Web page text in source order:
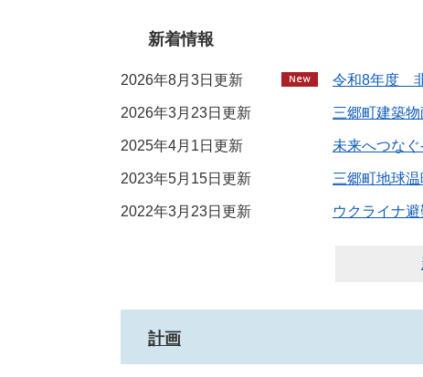
新着情報
2026年8月3日更新 令和8年度
2026年3月23日更新 三郷町建築
2025年4月1日更新 未来へつな
2023年5月15日更新 三郷町地球
2022年3月23日更新 ウクライナ
計画